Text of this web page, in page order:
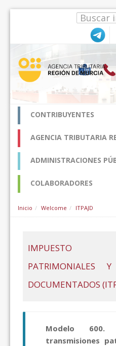
CONTRIBUYENTES
AGENCIA TRIBUTARIA
ADMINISTRACIONES
COLABORADORES
Inicio Welcome ITPAJD
IMPUESTO
PATRIMONIALES
DOCUMENTADOS
Modelo 600.
transmisiones